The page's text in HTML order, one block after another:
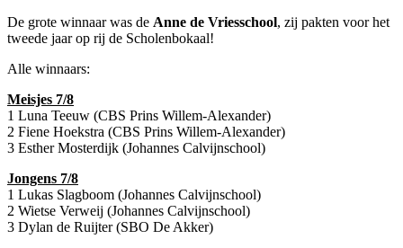
De grote winnaar was de Anne de Vriesschool, zij pakten voor het
tweede jaar op rij de Scholenbokaal!
Alle winnaars:
Meisjes 7/8
1 Luna Teeuw (CBS Prins Willem-Alexander)
2 Fiene Hoekstra (CBS Prins Willem-Alexander)
3 Esther Mosterdijk (Johannes Calvijnschool)
Jongens 7/8
1 Lukas Slagboom (Johannes Calvijnschool)
2 Wietse Verweij (Johannes Calvijnschool)
3 Dylan de Ruijter (SBO De Akker)